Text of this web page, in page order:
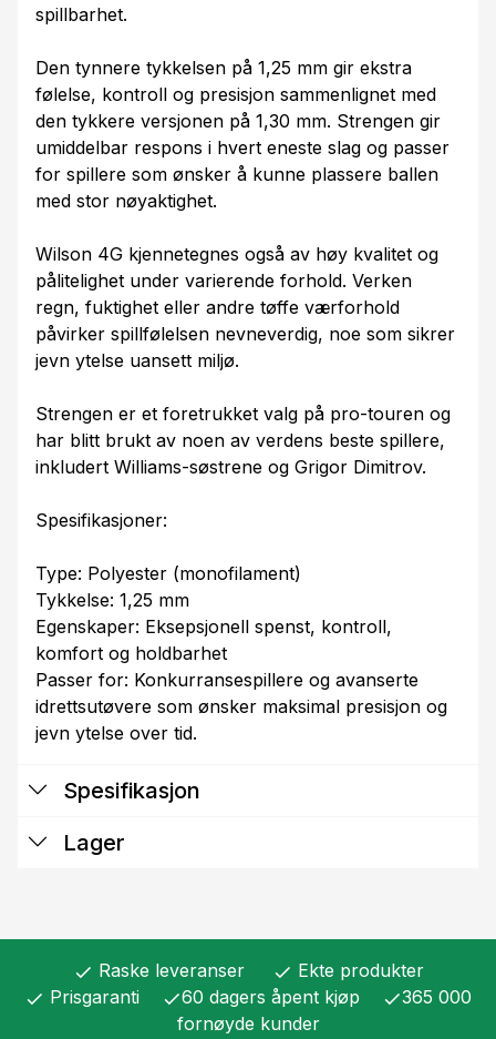
spillbarhet.
Den tynnere tykkelsen på 1,25 mm gir ekstra
følelse, kontroll og presisjon sammenlignet med
den tykkere versjonen på 1,30 mm. Strengen gir
umiddelbar respons i hvert eneste slag og passer
for spillere som ønsker å kunne plassere ballen
med stor nøyaktighet.
Wilson 4G kjennetegnes også av høy kvalitet og
pålitelighet under varierende forhold. Verken
regn, fuktighet eller andre tøffe værforhold
påvirker spillfølelsen nevneverdig, noe som sikrer
jevn ytelse uansett miljø.
Strengen er et foretrukket valg på pro-touren og
har blitt brukt av noen av verdens beste spillere,
inkludert Williams-søstrene og Grigor Dimitrov.
Spesifikasjoner:
Type: Polyester (monofilament)
Tykkelse: 1,25 mm
Egenskaper: Eksepsjonell spenst, kontroll,
komfort og holdbarhet
Passer for: Konkurransespillere og avanserte
idrettsutøvere som ønsker maksimal presisjon og
jevn ytelse over tid.
Spesifikasjon
Lager
check Raske leveranser check Ekte produkter
check Prisgaranti check60 dagers åpent kjøp check365 000
fornøyde kunder